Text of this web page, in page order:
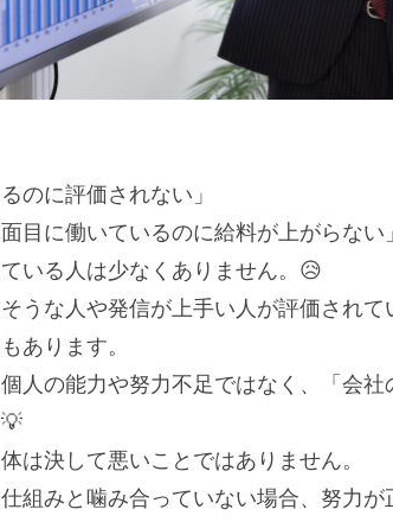
のに評価されない」
目に働いているのに給料が上がらない」
いる人は少なくありません。😥
うな人や発信が上手い人が評価され
あります。
人の能力や努力不足ではなく、「会
は決して悪いことではありません。
組みと噛み合っていない場合、努力